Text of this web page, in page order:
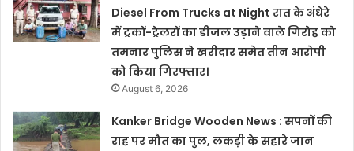
Diesel From Trucks at Night रात के अंधेरे
में ट्रकों-ट्रेलरों का डीजल उड़ाने वाले गिरोह को
तमनार पुलिस ने खरीदार समेत तीन आरोपी
को किया गिरफ्तार।
August 6, 2026
Kanker Bridge Wooden News : सपनों की
राह पर मौत का पुल, लकड़ी के सहारे जान